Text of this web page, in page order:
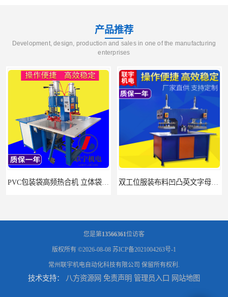
产品推荐
Development, design, production and sales in one of the manufacturing
enterprises
您是第13566361位访客
版权所有 ©2026-08-08 苏ICP备2021004263号-1
常州联宇机电自动化科技有限公司 保留所有权利.
技术支持： 八方资源网 免责声明 管理员入口 网站地图